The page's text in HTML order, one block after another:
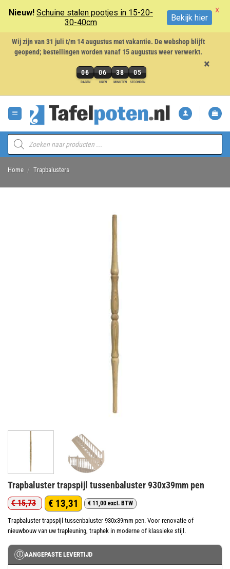
Wij zijn van 31 juli t/m 14 augustus met vakantie. De webshop blijft
geopend; bestellingen worden vanaf 15 augustus weer verwerkt.
06
DAGEN
06
UREN
38
MINUTEN
04
SECONDEN
6
uren,
38
minuten
en
×
naar
inhoud
Producten
zoeken
Home / Trapbalusters
Trapbaluster trapspijl tussenbaluster 930x39mm pen
€15,73
Oorspronkelijke
prijs
was:
€ 15,73.
€ 13,31
Huidige
prijs
is:
€ 13,31.
€ 11,00 excl. BTW
Trapbaluster trapspijl tussenbaluster 930x39mm pen. Voor renovatie of
nieuwbouw van uw trapleuning, traphek in moderne of klassieke stijl.
Ⓘ AANGEPASTE LEVERTIJD
Nieuw! Schuine stalen pootjes in 15-20-
30-40cm
Bekijk hier
X